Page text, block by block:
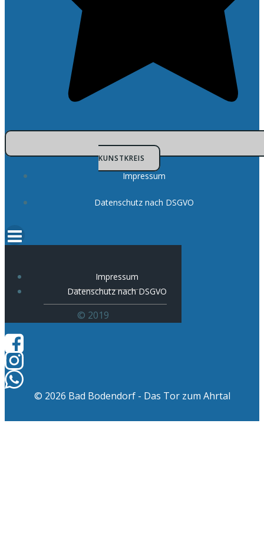
KUNSTKREIS
Impressum
Datenschutz nach DSGVO
Impressum
Datenschutz nach DSGVO
© 2019
© 2026 Bad Bodendorf - Das Tor zum Ahrtal